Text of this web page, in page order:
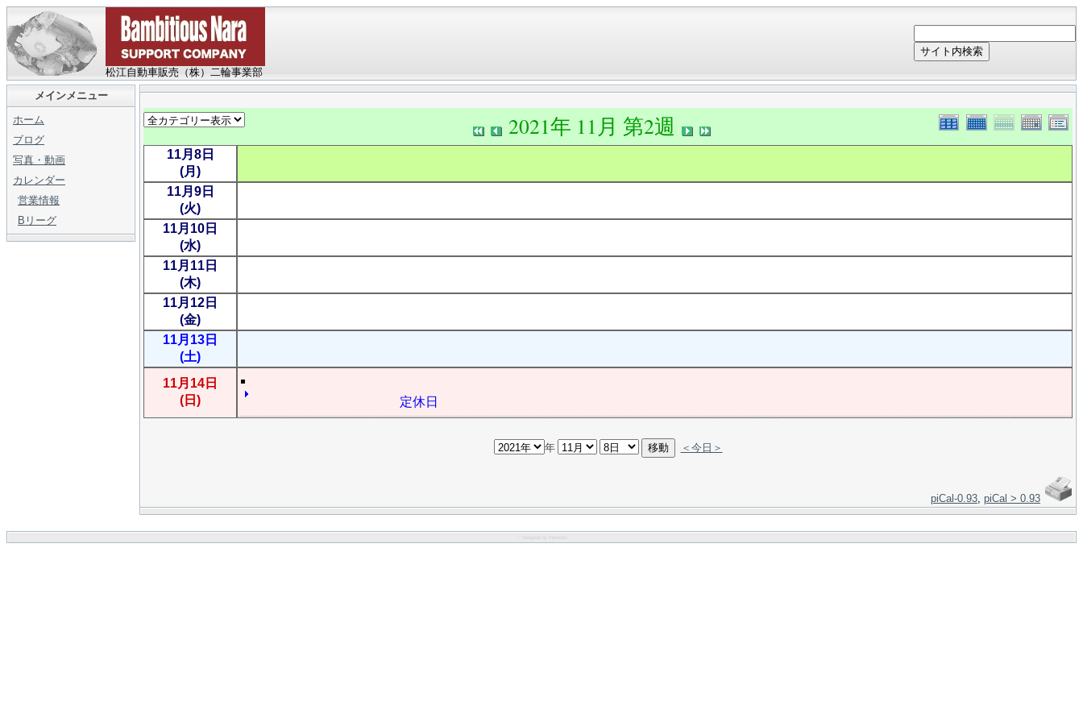
松江自動車販売（株）二輪事業部
サイト内検索
メインメニュー
ホーム
ブログ
写真・動画
カレンダー
営業情報
Bリーグ
2021年 11月 第2週
11月8日
(月)
11月9日
(火)
11月10日
(水)
11月11日
(木)
11月12日
(金)
11月13日
(土)
11月14日
(日)
定休日
年 ＜今日＞
piCal-0.93, piCal > 0.93